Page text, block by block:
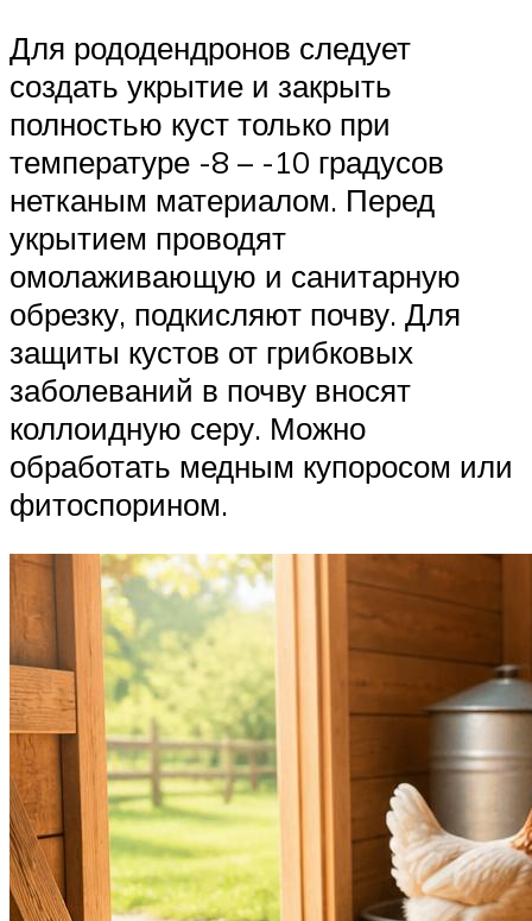
Для рододендронов следует
создать укрытие и закрыть
полностью куст только при
температуре -8 – -10 градусов
нетканым материалом. Перед
укрытием проводят
омолаживающую и санитарную
обрезку, подкисляют почву. Для
защиты кустов от грибковых
заболеваний в почву вносят
коллоидную серу. Можно
обработать медным купоросом или
фитоспорином.